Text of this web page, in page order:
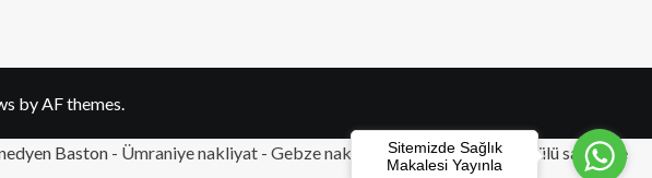
by AF themes.
Baston - Ümraniye nakliyat - Gebze nakliyat -Tuzla nakliyat - Akülü sandalye
Sitemizde Sağlık
Makalesi Yayınla